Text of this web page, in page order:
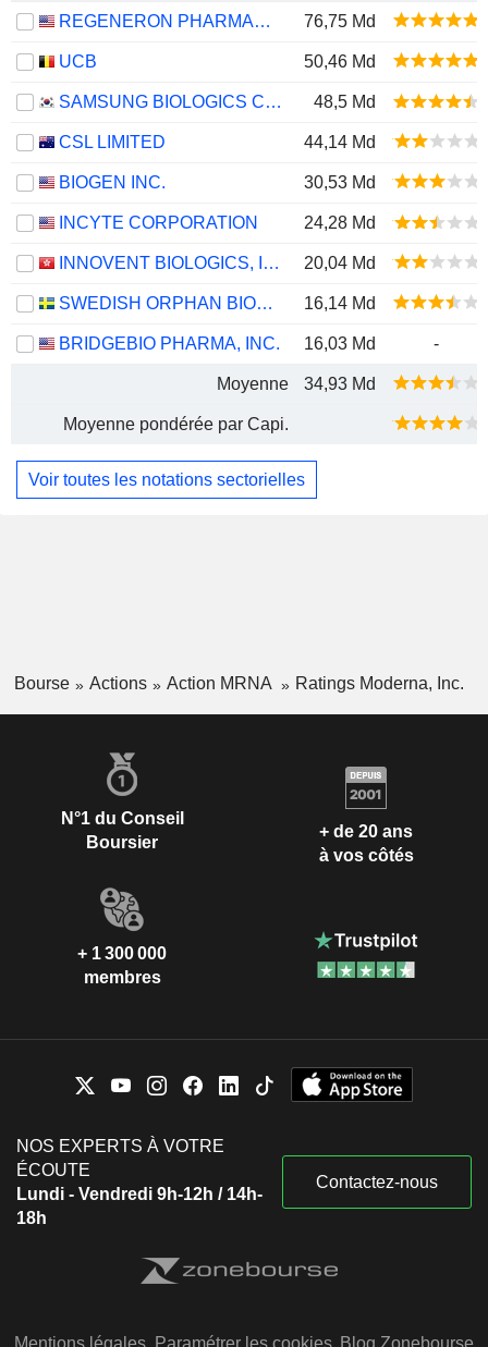
REGENERON PHARMACEUTICALS, INC. 76,75 Md
UCB 50,46 Md
SAMSUNG BIOLOGICS CO.,LTD. 48,5 Md
CSL LIMITED 44,14 Md
BIOGEN INC. 30,53 Md
INCYTE CORPORATION 24,28 Md
INNOVENT BIOLOGICS, INC. 20,04 Md
SWEDISH ORPHAN BIOVITRUM AB 16,14 Md
BRIDGEBIO PHARMA, INC. 16,03 Md -
Moyenne 34,93 Md
Moyenne pondérée par Capi.
Voir toutes les notations sectorielles
Bourse Actions Action MRNA Ratings Moderna, Inc.
N°1 du Conseil
Boursier
+ de 20 ans
à vos côtés
+ 1 300 000
membres
NOS EXPERTS À VOTRE
ÉCOUTE
Lundi - Vendredi 9h-12h / 14h-
18h
Contactez-nous
Mentions légales Paramétrer les cookies Blog Zonebourse